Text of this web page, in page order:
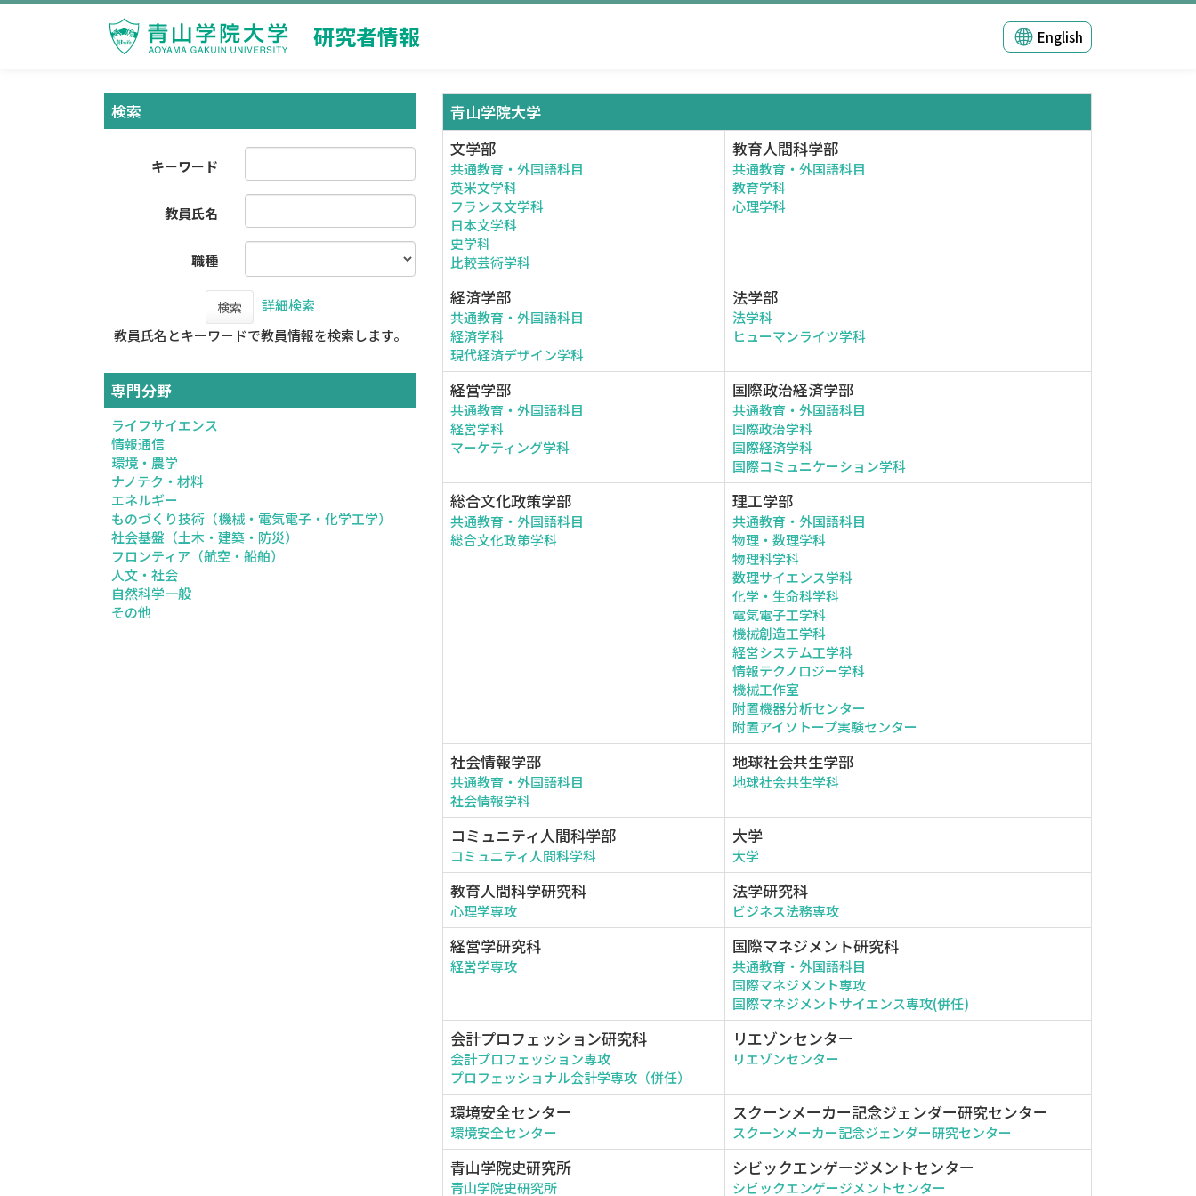
研究者情報 English
検索
キーワード
教員氏名
職種
検索
詳細検索
教員氏名とキーワードで教員情報を検索します。
専門分野
ライフサイエンス
情報通信
環境・農学
ナノテク・材料
エネルギー
ものづくり技術（機械・電気電子・化学工学）
社会基盤（土木・建築・防災）
フロンティア（航空・船舶）
人文・社会
自然科学一般
その他
青山学院大学
文学部
共通教育・外国語科目
英米文学科
フランス文学科
日本文学科
史学科
比較芸術学科
教育人間科学部
共通教育・外国語科目
教育学科
心理学科
経済学部
共通教育・外国語科目
経済学科
現代経済デザイン学科
法学部
法学科
ヒューマンライツ学科
経営学部
共通教育・外国語科目
経営学科
マーケティング学科
国際政治経済学部
共通教育・外国語科目
国際政治学科
国際経済学科
国際コミュニケーション学科
総合文化政策学部
共通教育・外国語科目
総合文化政策学科
理工学部
共通教育・外国語科目
物理・数理学科
物理科学科
数理サイエンス学科
化学・生命科学科
電気電子工学科
機械創造工学科
経営システム工学科
情報テクノロジー学科
機械工作室
附置機器分析センター
附置アイソトープ実験センター
社会情報学部
共通教育・外国語科目
社会情報学科
地球社会共生学部
地球社会共生学科
コミュニティ人間科学部
コミュニティ人間科学科
大学
大学
教育人間科学研究科
心理学専攻
法学研究科
ビジネス法務専攻
経営学研究科
経営学専攻
国際マネジメント研究科
共通教育・外国語科目
国際マネジメント専攻
国際マネジメントサイエンス専攻(併任)
会計プロフェッション研究科
会計プロフェッション専攻
プロフェッショナル会計学専攻（併任）
リエゾンセンター
リエゾンセンター
環境安全センター
環境安全センター
スクーンメーカー記念ジェンダー研究センター
スクーンメーカー記念ジェンダー研究センター
青山学院史研究所
青山学院史研究所
シビックエンゲージメントセンター
シビックエンゲージメントセンター